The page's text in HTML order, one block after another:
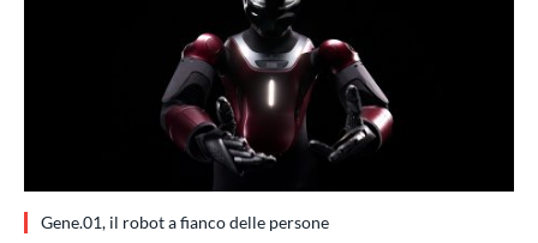
Gene.01, il robot a fianco delle persone